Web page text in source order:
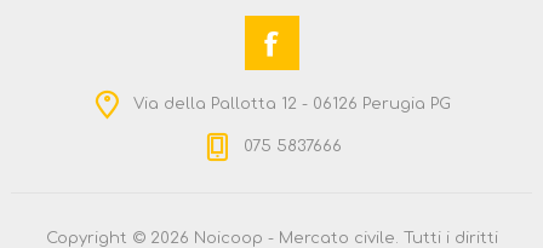
Via della Pallotta 12 - 06126 Perugia PG
075 5837666
Copyright © 2026 Noicoop - Mercato civile. Tutti i diritti